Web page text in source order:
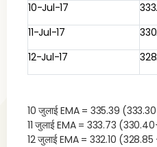
10-Jul-17
11-Jul-17
12-Jul-17
10 जुलाई EMA = 335.39
11 जुलाई EMA = 333.73
12 जुलाई EMA = 332.10